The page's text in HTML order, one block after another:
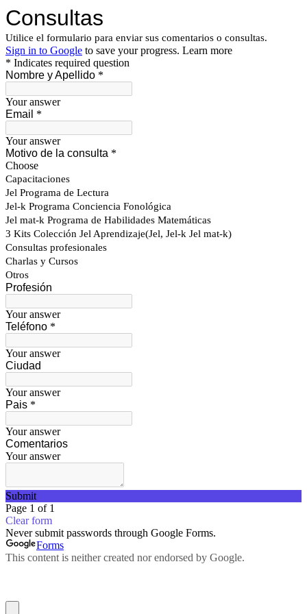
Consultas
Utilice el formulario para enviar sus comentarios o consultas.
Sign in to Google to save your progress. Learn more
* Indicates required question
Nombre y Apellido *
Your answer
Email *
Your answer
Motivo de la consulta *
Choose
Capacitaciones
Jel Programa de Lectura
Jel-k Programa Conciencia Fonológica
Jel mat-k Programa de Habilidades Matemáticas
3 Kits Colección Jel Aprendizaje(Jel, Jel-k Jel mat-k)
Consultas profesionales
Charlas y Cursos
Otros
Profesión
Your answer
Teléfono *
Your answer
Ciudad
Your answer
Pais *
Your answer
Comentarios
Your answer
Submit
Page 1 of 1
Clear form
Never submit passwords through Google Forms.
Forms
This content is neither created nor endorsed by Google.